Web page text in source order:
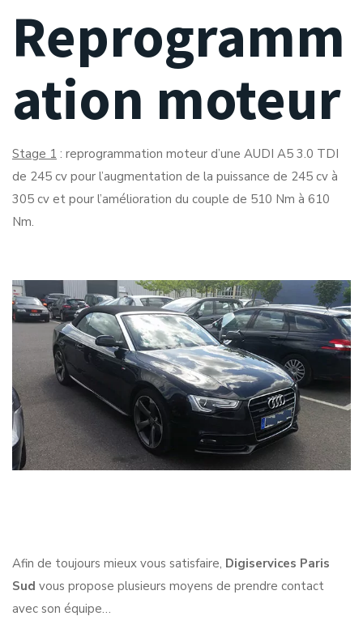
Reprogramm
ation moteur
Stage 1 : reprogrammation moteur d’une AUDI A5 3.0 TDI
de 245 cv pour l’augmentation de la puissance de 245 cv à
305 cv et pour l’amélioration du couple de 510 Nm à 610
Nm.
Afin de toujours mieux vous satisfaire, Digiservices Paris
Sud vous propose plusieurs moyens de prendre contact
avec son équipe…